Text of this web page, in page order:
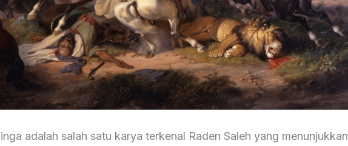
adalah salah satu karya terkenal Raden Saleh yang menunjukkan